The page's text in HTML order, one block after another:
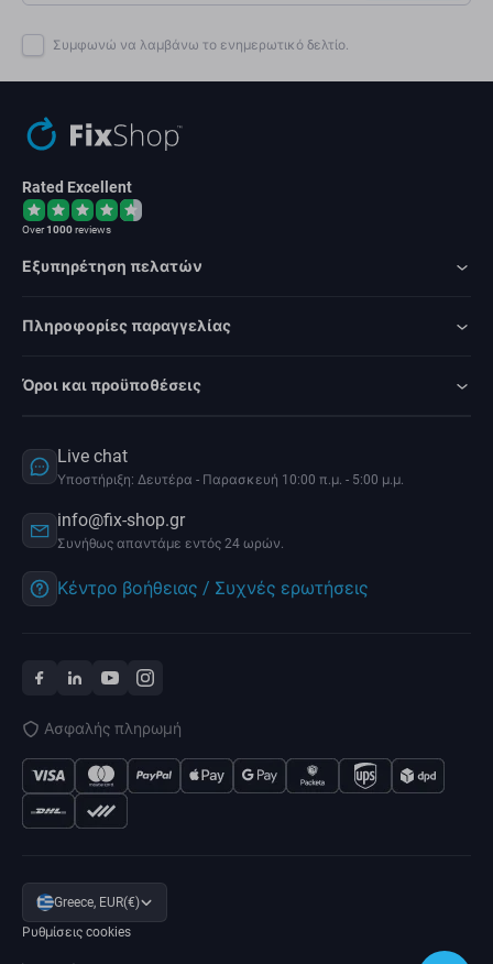
Συμφωνώ να λαμβάνω το ενημερωτικό δελτίο.
Rated Excellent
Over1000reviews
Εξυπηρέτηση πελατών
Πληροφορίες παραγγελίας
Όροι και προϋποθέσεις
Live chat
Υποστήριξη: Δευτέρα - Παρασκευή 10:00 π.μ. - 5:00 μ.μ.
info@fix-shop.gr
Συνήθως απαντάμε εντός 24 ωρών.
Κέντρο βοήθειας / Συχνές ερωτήσεις
Ασφαλής πληρωμή
Greece, EUR(€)
Ρυθμίσεις cookies